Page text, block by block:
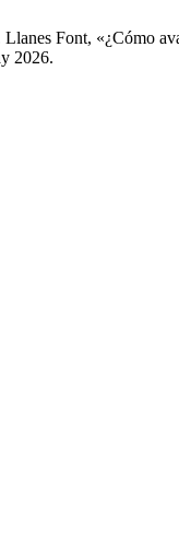
Font, «¿Cómo
2026.